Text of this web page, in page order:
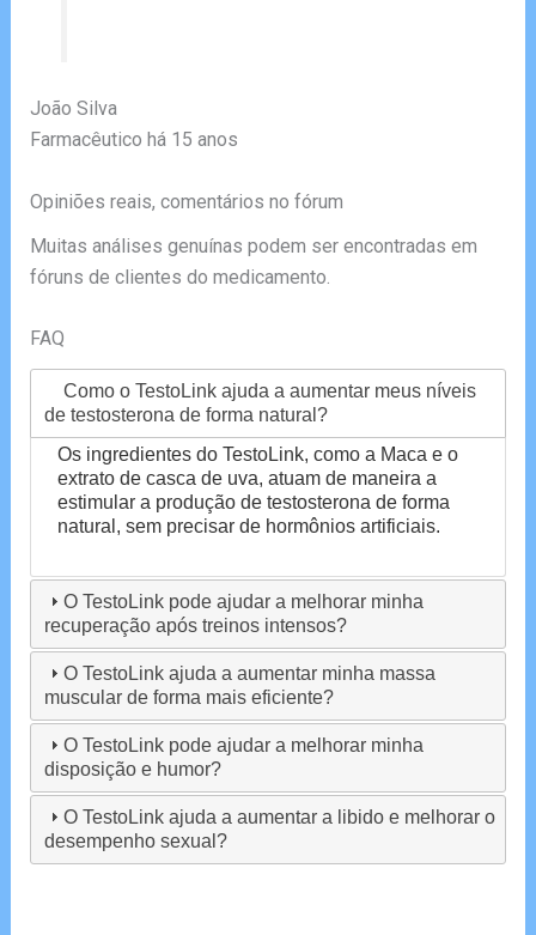
João Silva
Farmacêutico há 15 anos
Opiniões reais, comentários no fórum
Muitas análises genuínas podem ser encontradas em
fóruns de clientes do medicamento.
FAQ
Como o TestoLink ajuda a aumentar meus níveis
de testosterona de forma natural?
Os ingredientes do TestoLink, como a Maca e o
extrato de casca de uva, atuam de maneira a
estimular a produção de testosterona de forma
natural, sem precisar de hormônios artificiais.
O TestoLink pode ajudar a melhorar minha
recuperação após treinos intensos?
O TestoLink ajuda a aumentar minha massa
muscular de forma mais eficiente?
O TestoLink pode ajudar a melhorar minha
disposição e humor?
O TestoLink ajuda a aumentar a libido e melhorar o
desempenho sexual?